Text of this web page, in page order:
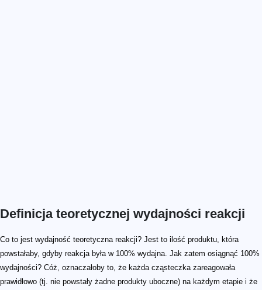
Definicja teoretycznej wydajności reakcji
Co to jest wydajność teoretyczna reakcji? Jest to ilość produktu, która
powstałaby, gdyby reakcja była w 100% wydajna. Jak zatem osiągnąć 100%
wydajności? Cóż, oznaczałoby to, że każda cząsteczka zareagowała
prawidłowo (tj. nie powstały żadne produkty uboczne) na każdym etapie i że